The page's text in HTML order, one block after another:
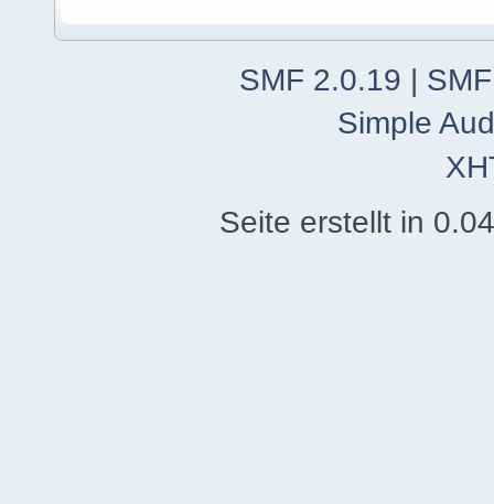
SMF 2.0.19 |
Simple
Seite erstellt in